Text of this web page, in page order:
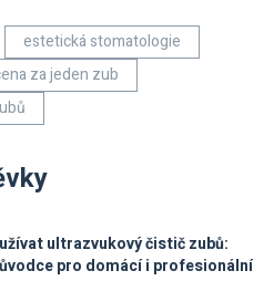
estetická stomatologie
za jeden zub
ultrazvukový čistič zubů:
pro domácí i profesionální